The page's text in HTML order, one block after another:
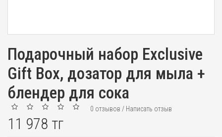
Подарочный набор Exclusive
Gift Box, дозатор для мыла +
блендер для сока
0 отзывов / Написать отзыв
11 978 тг